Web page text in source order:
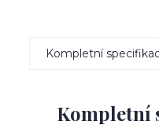
Kompletní
Kompletní